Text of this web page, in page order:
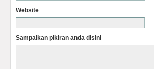
Website
Sampaikan pikiran anda disini